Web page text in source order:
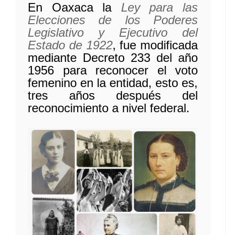
En Oaxaca laLey para las
Elecciones de los Poderes
Legislativo y Ejecutivo del
Estado de 1922, fue modificada
mediante Decreto 233 del año
1956 para reconocer el voto
femenino en la entidad, esto es,
tres años después del
reconocimiento a nivel federal.